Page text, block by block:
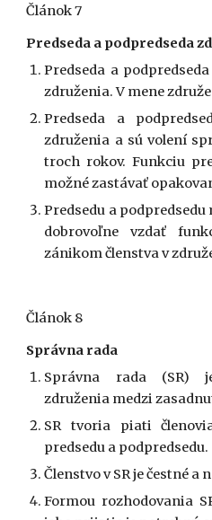
Článok 7
Predseda a podpredseda
Predseda a
združenia. V mene
Predseda a
združenia a sú volení
troch rokov. Funkciu
možné zastávať
Predsedu a podpredsedu
dobrovoľne vzdať
zánikom členstva v
Článok 8
Správna rada
Správna rada (SR)
združenia medzi
SR tvoria piati
predsedu a podpredsedu.
Členstvo v SR je čestné a
Formou rozhodovania